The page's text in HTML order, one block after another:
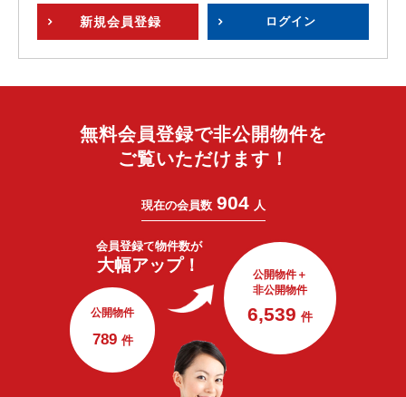
新規会員登録 ログイン
無料会員登録で非公開物件を
ご覧いただけます！
現在の会員数 904 人
会員登録で物件数が
大幅アップ！
公開物件
789 件
公開物件＋
非公開物件
6,539 件